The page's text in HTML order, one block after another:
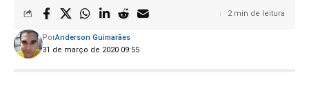
31 de março de 2020 09:55
PorAnderson Guimarães
2 min de leitura